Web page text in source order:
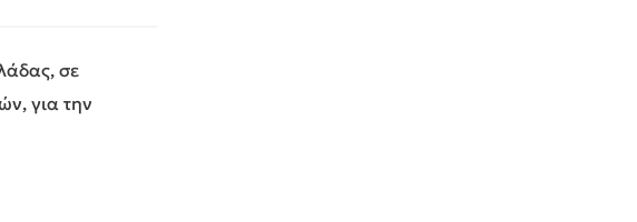
σε
για την